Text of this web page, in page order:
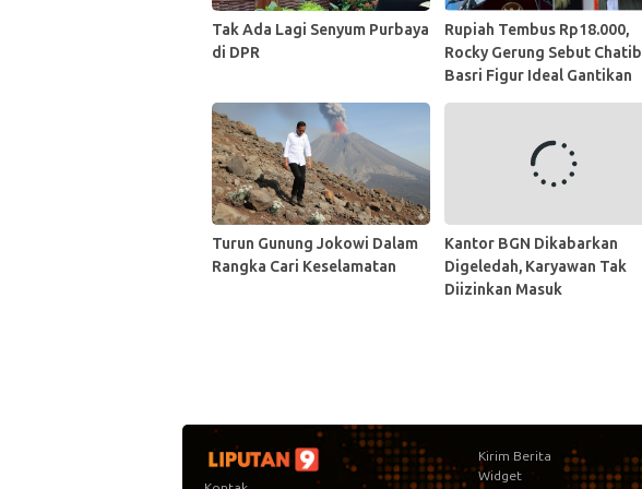
Tak Ada Lagi Senyum Purbaya
di DPR
Rupiah Tembus Rp18.000,
Rocky Gerung Sebut Chatib
Basri Figur Ideal Gantikan
Menkeu Purbaya
Turun Gunung Jokowi Dalam
Rangka Cari Keselamatan
Kantor BGN Dikabarkan
Digeledah, Karyawan Tak
Diizinkan Masuk
Kirim Berita
Widget